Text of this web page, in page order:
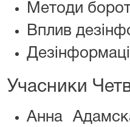
Методи
Вплив
Учасники
Анна